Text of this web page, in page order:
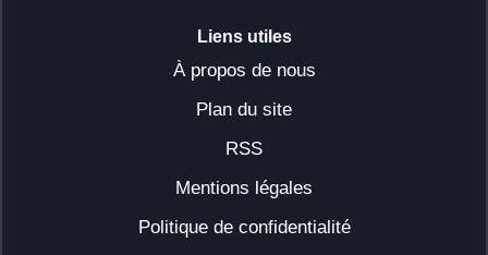
Liens utiles
À propos de nous
Plan du site
RSS
Mentions légales
Politique de confidentialité